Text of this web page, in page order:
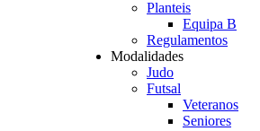
Planteis
Equipa B
Regulamentos
Modalidades
Judo
Futsal
Veteranos
Seniores